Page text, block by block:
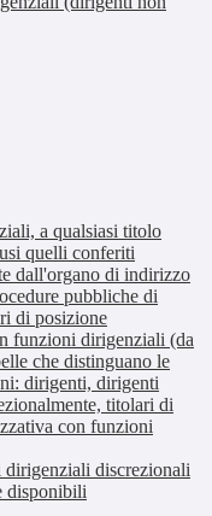
a qualsiasi titolo
quelli conferiti
dall'organo di indirizzo
pubbliche di
di posizione
funzioni dirigenziali (da
che distinguano le
dirigenti, dirigenti
titolari di
con funzioni
discrezionali
disponibili